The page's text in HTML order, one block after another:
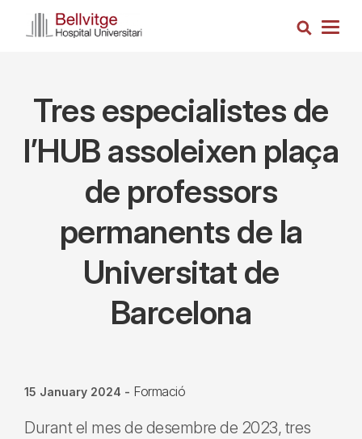
Search
Tres especialistes de
l’HUB assoleixen plaça
de professors
permanents de la
Universitat de
Barcelona
15 January 2024 - Formació
Durant el mes de desembre de 2023, tres